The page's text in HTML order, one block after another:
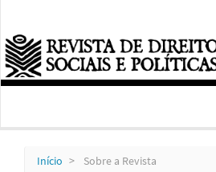
Conteúdo
principal
Barra
Lateral
Início Sobre a Revista